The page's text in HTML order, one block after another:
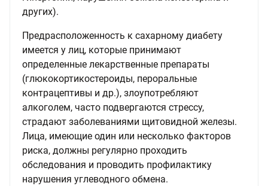
других).
Предрасположенность к сахарному диабету
имеется у лиц, которые принимают
определенные лекарственные препараты
(глюкокортикостероиды, пероральные
контрацептивы и др.), злоупотребляют
алкоголем, часто подвергаются стрессу,
страдают заболеваниями щитовидной железы.
Лица, имеющие один или несколько факторов
риска, должны регулярно проходить
обследования и проводить профилактику
нарушения углеводного обмена.